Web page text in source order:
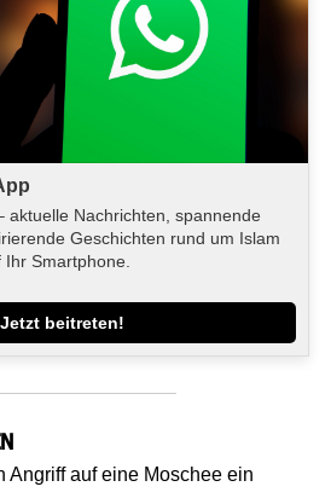
aktuelle Nachrichten, spannende
Geschichten rund um Islam
Smartphone.
Jetzt beitreten!
Angriff auf eine Moschee ein